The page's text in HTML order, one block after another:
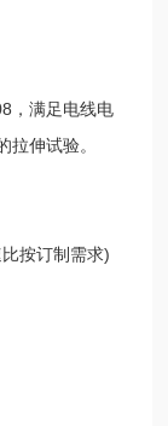
满足电线电
伸试验。
按订制需求)